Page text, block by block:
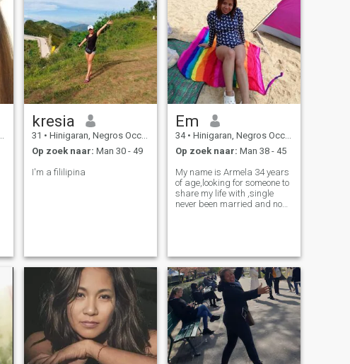
kresia
31 • Hinigaran, Negros Occidental, Filipijnen
Op zoek naar: Man 30 - 49
I'm a fililipina
Em
34 • Hinigaran, Negros Occidental, Filipijnen
Op zoek naar: Man 38 - 45
My name is Armela 34 years
of age,looking for someone to
share my life with ,single
never been married and no